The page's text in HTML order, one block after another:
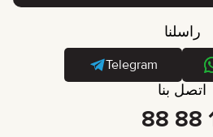
راسلنا
Telegram
اتصل بنا